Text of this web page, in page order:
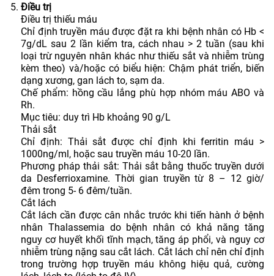
Điều trị
Điều trị thiếu máu
Chỉ định truyền máu được đặt ra khi bệnh nhân có Hb <
7g/dL sau 2 lần kiểm tra, cách nhau > 2 tuần (sau khi
loại trừ nguyên nhân khác như thiếu sắt và nhiễm trùng
kèm theo) và/hoặc có biểu hiện: Chậm phát triển, biến
dạng xương, gan lách to, sạm da.
Chế phẩm: hồng cầu lắng phù hợp nhóm máu ABO và
Rh.
Mục tiêu: duy trì Hb khoảng 90 g/L
Thải sắt
Chỉ định: Thải sắt được chỉ định khi ferritin máu >
1000ng/ml, hoặc sau truyền máu 10-20 lần.
Phương pháp thải sắt: Thải sắt bằng thuốc truyền dưới
da Desferrioxamine. Thời gian truyền từ 8 – 12 giờ/
đêm trong 5- 6 đêm/tuần.
Cắt lách
Cắt lách cần được cân nhắc trước khi tiến hành ở bệnh
nhân Thalassemia do bệnh nhân có khả năng tăng
nguy cơ huyết khối tĩnh mạch, tăng áp phổi, và nguy cơ
nhiễm trùng nặng sau cắt lách. Cắt lách chỉ nên chỉ định
trong trường hợp truyền máu không hiệu quả, cường